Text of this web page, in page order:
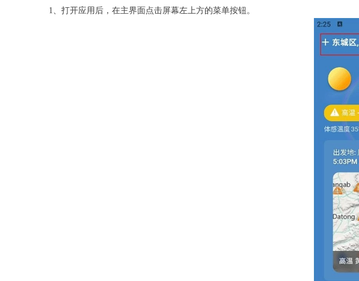
1、打开应用后，在主界面点击屏幕左上方的菜单按钮。